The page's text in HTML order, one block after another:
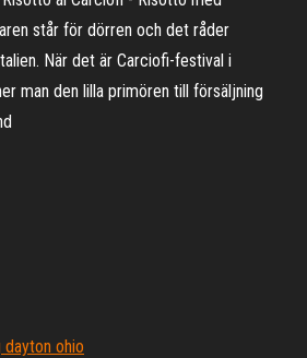
står för dörren och det råder
När det är Carciofi-festival i
man den lilla primören till försäljning
dayton ohio